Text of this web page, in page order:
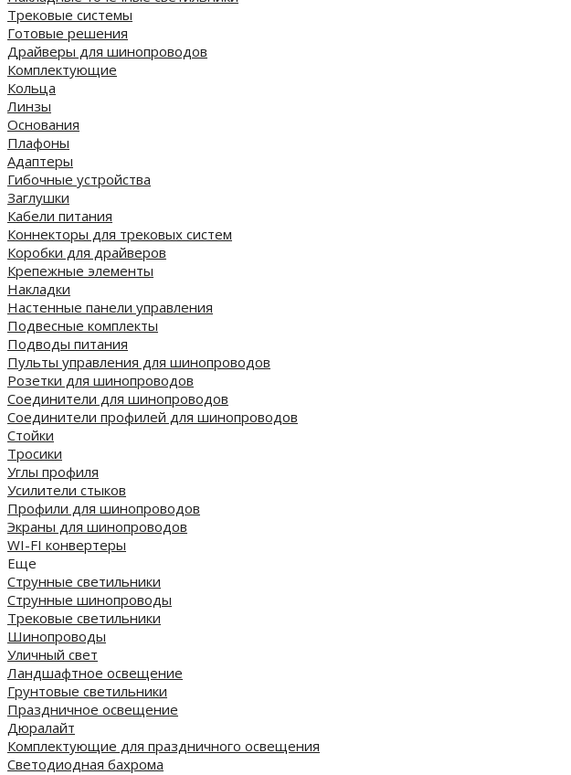
Трековые системы
Готовые решения
Драйверы для шинопроводов
Комплектующие
Кольца
Линзы
Основания
Плафоны
Адаптеры
Гибочные устройства
Заглушки
Кабели питания
Коннекторы для трековых систем
Коробки для драйверов
Крепежные элементы
Накладки
Настенные панели управления
Подвесные комплекты
Подводы питания
Пульты управления для шинопроводов
Розетки для шинопроводов
Соединители для шинопроводов
Соединители профилей для шинопроводов
Стойки
Тросики
Углы профиля
Усилители стыков
Профили для шинопроводов
Экраны для шинопроводов
WI-FI конвертеры
Еще
Струнные светильники
Струнные шинопроводы
Трековые светильники
Шинопроводы
Уличный свет
Ландшафтное освещение
Грунтовые светильники
Праздничное освещение
Дюралайт
Комплектующие для праздничного освещения
Светодиодная бахрома